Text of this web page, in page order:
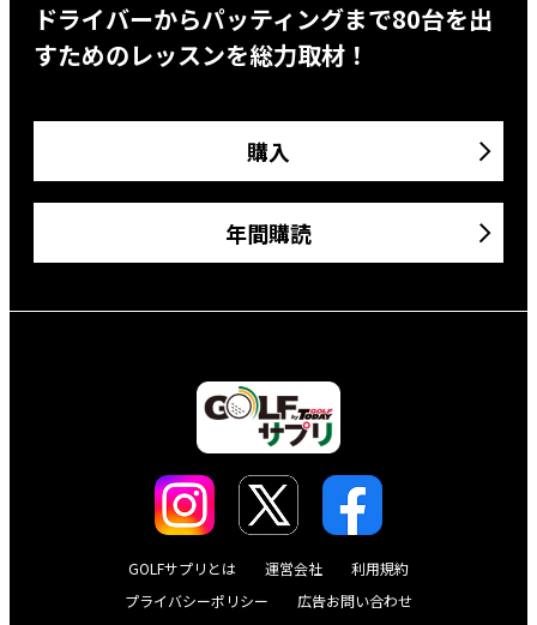
ドライバーからパッティングまで80台を出
すためのレッスンを総力取材！
購入
年間購読
GOLFサプリとは 運営会社
利用規約
プライバシーポリシー
広告お問い合わせ